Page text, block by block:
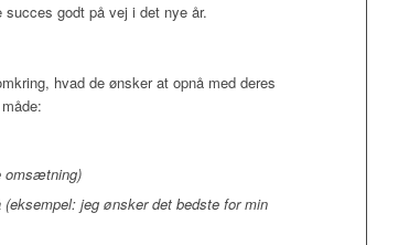
godt på vej i det nye år.
hvad de ønsker at opnå med deres
omsætning)
jeg ønsker det bedste for min